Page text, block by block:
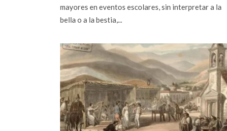
mayores en eventos escolares, sin interpretar a la
bella o a la bestia,...